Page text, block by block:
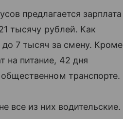
предлагается зарплата
тысячу рублей. Как
до 7 тысяч за смену. Кроме
на питание, 42 дня
транспорте.
все из них водительские.